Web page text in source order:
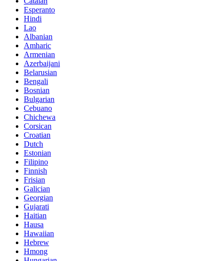
Esperanto
Hindi
Lao
Albanian
Amharic
Armenian
Azerbaijani
Belarusian
Bengali
Bosnian
Bulgarian
Cebuano
Chichewa
Corsican
Croatian
Dutch
Estonian
Filipino
Finnish
Frisian
Galician
Georgian
Gujarati
Haitian
Hausa
Hawaiian
Hebrew
Hmong